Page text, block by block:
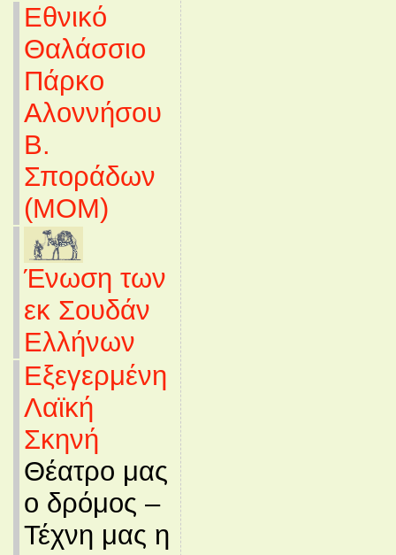
Εθνικό
Θαλάσσιο
Πάρκο
Αλοννήσου
Β.
Σποράδων
(MOM)
Ένωση των
εκ Σουδάν
Ελλήνων
Εξεγερμένη
Λαϊκή
Σκηνή
Θέατρο μας
ο δρόμος –
Τέχνη μας η